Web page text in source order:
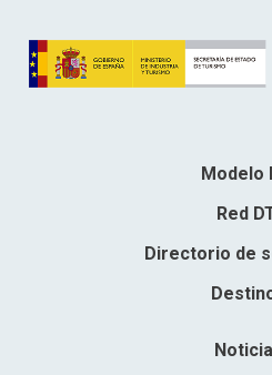
Modelo
Red
Directorio de